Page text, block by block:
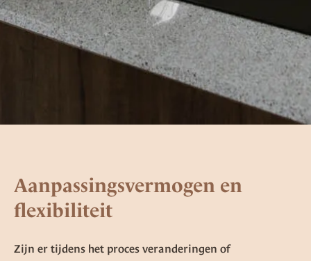
Aanpassingsvermogen en
flexibiliteit
Zijn er tijdens het proces veranderingen of